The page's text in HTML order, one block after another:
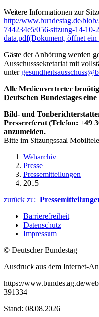
Weitere Informationen zur
http://www.bundestag.de/
744234e5/056-sitzung-14-10-
data.pdf(Dokument, öffnet ein
Gäste der Anhörung werden
Ausschusssekretariat mit
unter
Alle Medienvertreter
Deutschen Bundestages
Bild- und
Pressereferat (Telefon: +49
anzumelden.
Bitte im Sitzungssaal
Webarchiv
Presse
Pressemitteilungen
2015
zurück zu:
Barrierefreiheit
Datenschutz
Impressum
© Deutscher Bundestag
Ausdruck aus dem Internet-
https://www.bundestag.de/
391334
Stand: 08.08.2026